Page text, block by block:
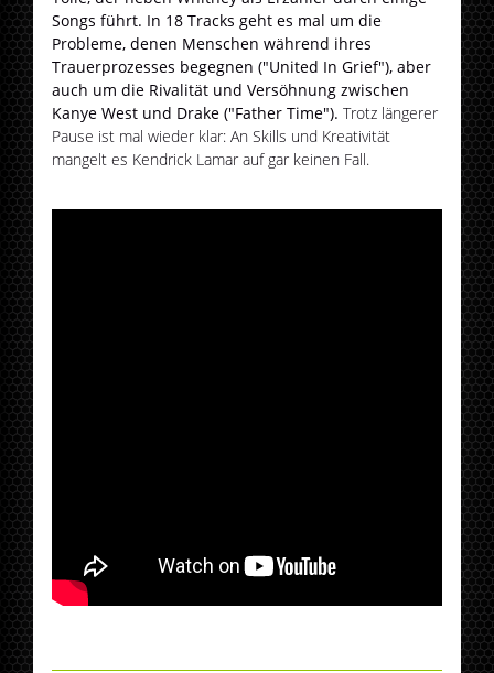
Songs führt. In 18 Tracks geht es mal um die
Probleme, denen Menschen während ihres
Trauerprozesses begegnen ("United In Grief"), aber
auch um die Rivalität und Versöhnung zwischen
Kanye West und Drake ("Father Time"). Trotz längerer
Pause ist mal wieder klar: An Skills und Kreativität
mangelt es Kendrick Lamar auf gar keinen Fall.